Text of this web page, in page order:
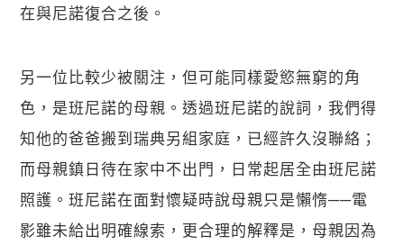
在與尼諾復合之後。
另一位比較少被關注，但可能同樣愛慾無窮的角
色，是班尼諾的母親。透過班尼諾的說詞，我們得
知他的爸爸搬到瑞典另組家庭，已經許久沒聯絡；
而母親鎮日待在家中不出門，日常起居全由班尼諾
照護。班尼諾在面對懷疑時說母親只是懶惰──電
影雖未給出明確線索，更合理的解釋是，母親因為